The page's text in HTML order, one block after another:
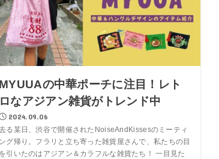
MYUUAの中華ポーチに注目！レト
ロなアジアン雑貨がトレンド中
2024.09.06
る某日、渋谷で開催されたNoiseAndKissesのミーティ
ング帰り。フラリと立ち寄った雑貨屋さんで、私たちの目
を引いたのはアジアン＆カラフルな雑貨たち！ 一目見た